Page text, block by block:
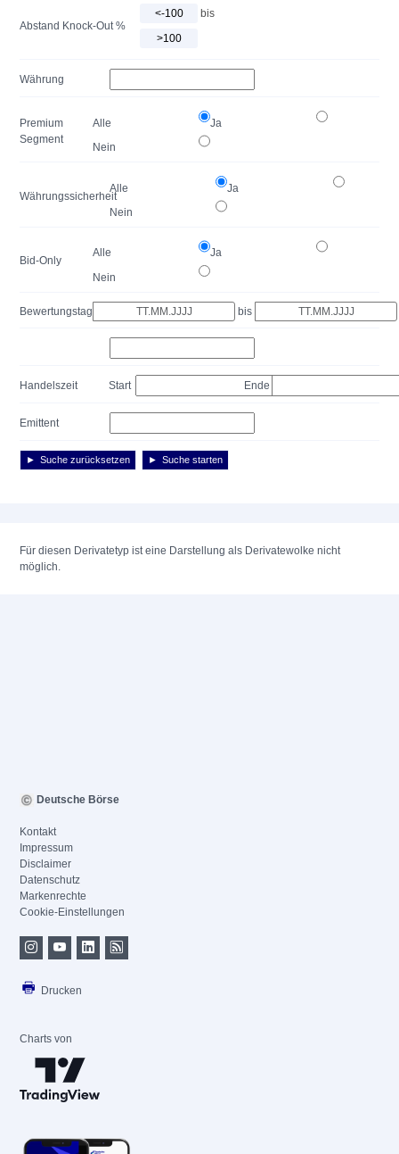
Abstand Knock-Out %
bis
Währung
Premium
Segment
Alle
Ja
Nein
Währungssicherheit
Alle
Ja
Nein
Bid-Only
Alle
Ja
Nein
Bewertungstag bis
Handelszeit Start Ende
Emittent
Suche zurücksetzen Suche starten
Für diesen Derivatetyp ist eine Darstellung als Derivatewolke nicht
möglich.
Deutsche Börse
Kontakt
Impressum
Disclaimer
Datenschutz
Markenrechte
Cookie-Einstellungen
Drucken
Charts von